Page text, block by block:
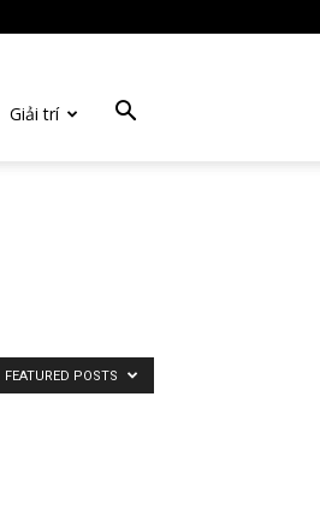
Giải trí
FEATURED POSTS